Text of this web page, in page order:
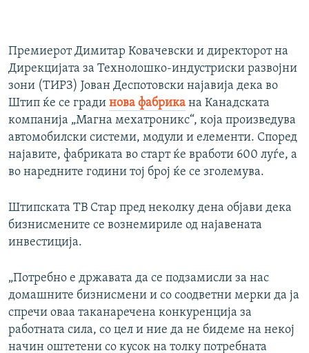
Премиерот Димитар Ковачевски и директорот на
Дирекцијата за Технолошко-индустриски развојни
зони (ТИРЗ) Јован Деспотовски најавија дека во
Штип ќе се гради нова фабрика на Канадската
компанија „Магна мехатроникс“, која произведува
автомобилски системи, модули и елементи. Според
најавите, фабриката во старт ќе вработи 600 луѓе, а
во наредните години тој број ќе се зголемува.
Штипската ТВ Стар пред неколку дена објави дека
бизнисмените се вознемириле од најавената
инвестиција.
„Потребно е државата да се подзамисли за нас
домашните бизнисмени и со соодветни мерки да ја
спречи оваа таканаречена конкуренција за
работната сила, со цел и ние да не бидеме на некој
начин оштетени со кусок на толку потребната